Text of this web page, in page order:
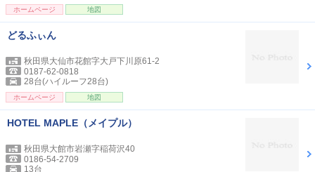
ホームページ 地図
どるふぃん
秋田県大仙市花館字大戸下川原61-2
0187-62-0818
28台(ハイルーフ28台)
ホームページ 地図
HOTEL MAPLE（メイプル）
秋田県大館市岩瀬字稲荷沢40
0186-54-2709
13台